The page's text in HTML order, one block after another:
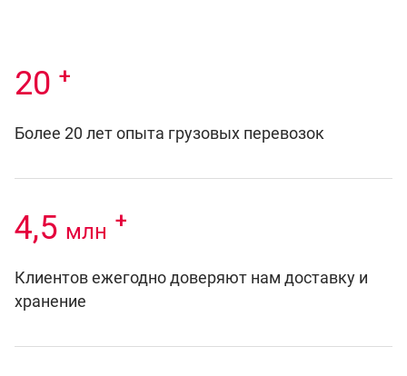
20 +
Более 20 лет опыта грузовых перевозок
4,5 млн +
Клиентов ежегодно доверяют нам доставку и
хранение